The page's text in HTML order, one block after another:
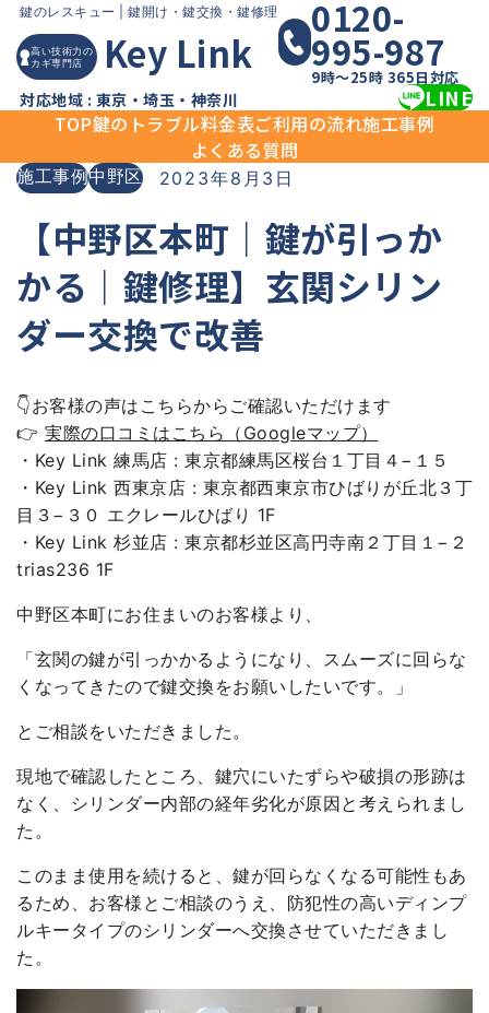
Skip
to
content
鍵のレスキュー | 鍵開け・鍵交換・鍵修理
高い技術力の
カギ専門店
Key Link
対応地域 : 東京・埼玉・神奈川
0120-
995-987
9時〜25時 365日対応
LINE
TOP鍵のトラブル料金表ご利用の流れ施工事例
よくある質問
施工事例中野区 2023年8月3日
【中野区本町｜鍵が引っか
かる｜鍵修理】玄関シリン
ダー交換で改善
👇お客様の声はこちらからご確認いただけます
👉 実際の口コミはこちら（Googleマップ）
・Key Link 練馬店 : 東京都練馬区桜台１丁目４−１５
・Key Link 西東京店 : 東京都西東京市ひばりが丘北３丁
目３−３０ エクレールひばり 1F
・Key Link 杉並店 : 東京都杉並区高円寺南２丁目１−２
trias236 1F
中野区本町にお住まいのお客様より、
「玄関の鍵が引っかかるようになり、スムーズに回らな
くなってきたので鍵交換をお願いしたいです。」
とご相談をいただきました。
現地で確認したところ、鍵穴にいたずらや破損の形跡は
なく、シリンダー内部の経年劣化が原因と考えられまし
た。
このまま使用を続けると、鍵が回らなくなる可能性もあ
るため、お客様とご相談のうえ、防犯性の高いディンプ
ルキータイプのシリンダーへ交換させていただきまし
た。